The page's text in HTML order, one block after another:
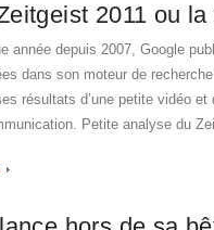
2011 ou
année depuis 2007, Google
dans son moteur de
résultats d’une petite vidéo
Petite analyse du